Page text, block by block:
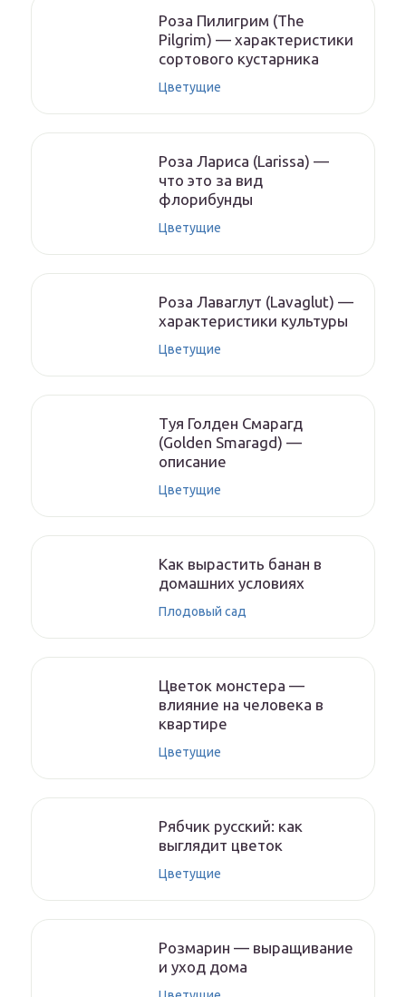
Роза Пилигрим (The
Pilgrim) — характеристики
сортового кустарника
Цветущие
Роза Лариса (Larissa) —
что это за вид
флорибунды
Цветущие
Роза Лаваглут (Lavaglut) —
характеристики культуры
Цветущие
Туя Голден Смарагд
(Golden Smaragd) —
описание
Цветущие
Как вырастить банан в
домашних условиях
Плодовый сад
Цветок монстера —
влияние на человека в
квартире
Цветущие
Рябчик русский: как
выглядит цветок
Цветущие
Розмарин — выращивание
и уход дома